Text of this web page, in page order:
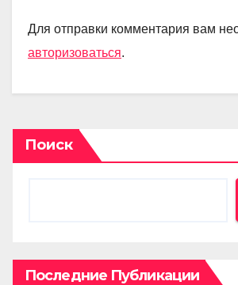
Для отправки комментария вам
авторизоваться.
Поиск
Последние Публикации